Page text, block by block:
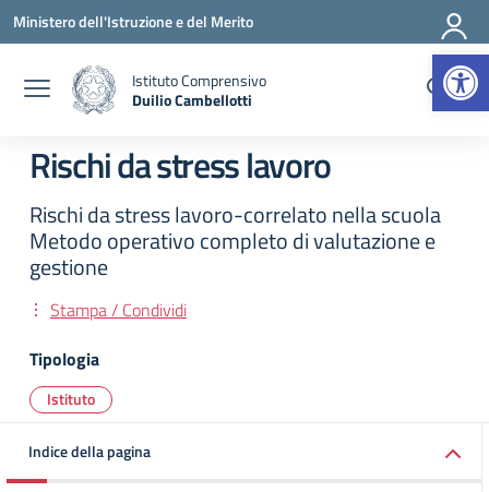
Vai ai contenuti
Vai al menu di navigazione
Vai al footer
Ministero dell'Istruzione e del Merito
Istituto Comprensivo
Duilio Cambellotti
Rischi da stress lavoro
Rischi da stress lavoro-correlato nella scuola
Metodo operativo completo di valutazione e
gestione
Stampa / Condividi
Tipologia
Istituto
Indice della pagina